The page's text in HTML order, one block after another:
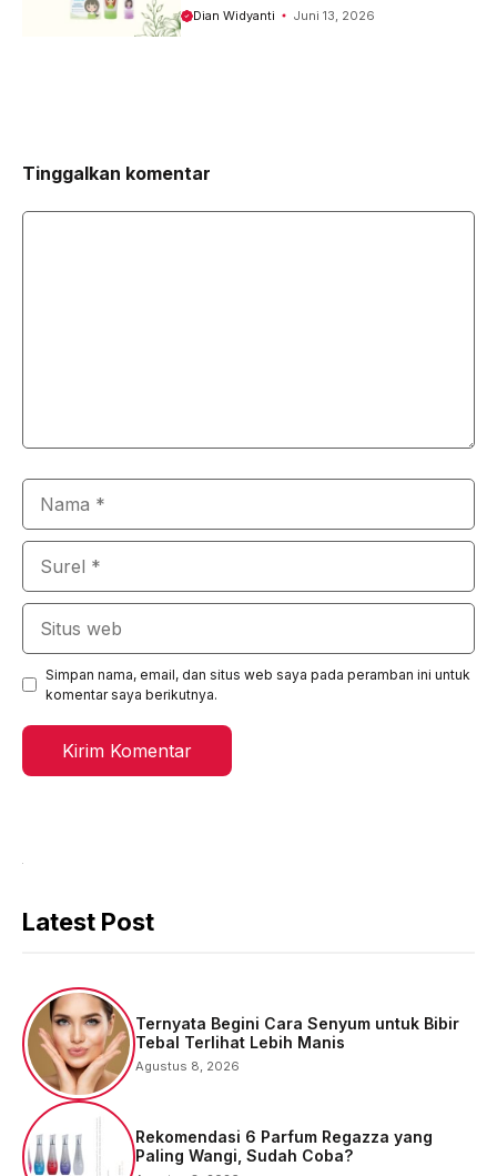
Dian Widyanti Juni 13, 2026
Tinggalkan komentar
Simpan nama, email, dan situs web saya pada peramban ini untuk
komentar saya berikutnya.
Latest Post
Ternyata Begini Cara Senyum untuk Bibir
Tebal Terlihat Lebih Manis
Agustus 8, 2026
Rekomendasi 6 Parfum Regazza yang
Paling Wangi, Sudah Coba?